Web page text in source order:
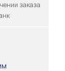
заказа